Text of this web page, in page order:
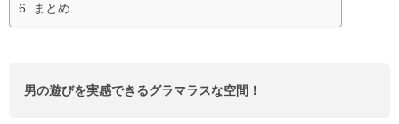
まとめ
男の遊びを実感できるグラマラスな空間！